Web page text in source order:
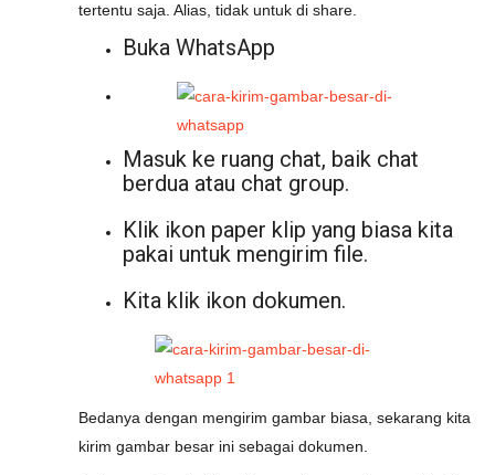
tertentu saja. Alias, tidak untuk di share.
Buka WhatsApp
Masuk ke ruang chat, baik chat
berdua atau chat group.
Klik ikon paper klip yang biasa kita
pakai untuk mengirim file.
Kita klik ikon dokumen.
Bedanya dengan mengirim gambar biasa, sekarang kita
kirim gambar besar ini sebagai dokumen.